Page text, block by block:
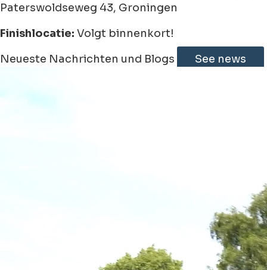
Paterswoldseweg 43, Groningen
Finishlocatie: Volgt binnenkort!
+
JawgMaps©OpenStreetMap
Neueste Nachrichten und Blogs See news